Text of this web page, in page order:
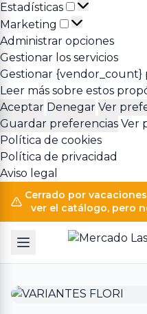
Estadísticas
Estadísticas
Marketing
Marketing
Administrar opciones
Gestionar los servicios
Gestionar {vendor_count}
Leer más sobre estos
Aceptar Denegar Ver
Guardar preferencias Ver
Política de cookies
Política de privacidad
Aviso legal
Cerrado por
ver el catálogo, pero